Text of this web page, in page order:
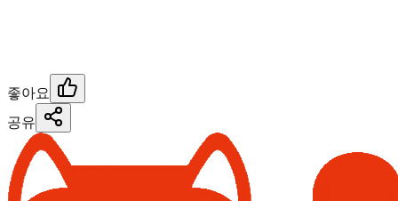
좋아요
공유